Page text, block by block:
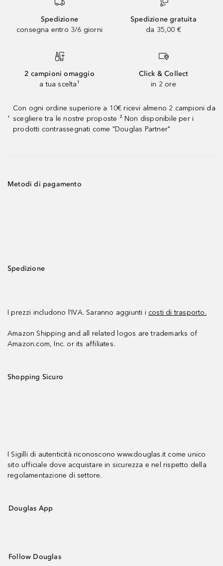
Spedizione
consegna entro 3/6 giorni
Spedizione gratuita
da 35,00 €
2 campioni omaggio
a tua scelta¹
Click & Collect
in 2 ore
¹
Con ogni ordine superiore a 10€ ricevi almeno 2 campioni da
scegliere tra le nostre proposte ² Non disponibile per i
prodotti contrassegnati come "Douglas Partner"
Metodi di pagamento
Spedizione
I prezzi includono l’IVA. Saranno aggiunti i costi di trasporto.
Amazon Shipping and all related logos are trademarks of
Amazon.com, Inc. or its affiliates.
Shopping Sicuro
I Sigilli di autenticità riconoscono www.douglas.it come unico
sito ufficiale dove acquistare in sicurezza e nel rispetto della
regolamentazione di settore.
Douglas App
Follow Douglas